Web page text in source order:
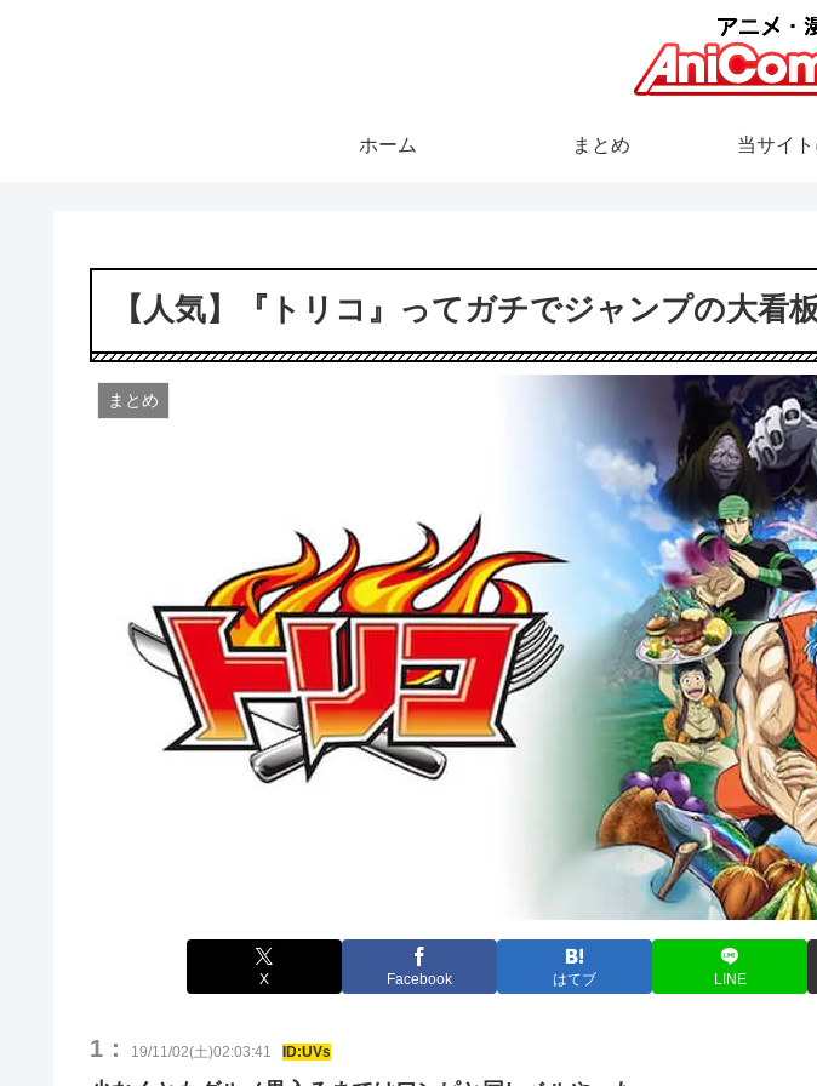
ホーム まとめ 当サイ
【人気】『トリコ』ってガチでジャンプの大看
まとめ
X Facebook はてブ LINE
1： 19/11/02(土)02:03:41 ID:UVs